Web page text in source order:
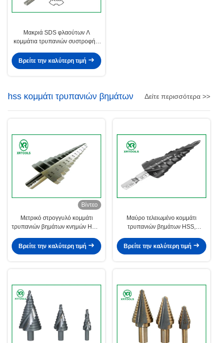
Μακριά SDS φλαούτων Λ
κομμάτια τρυπανιών συστροφής,
τρυπανιών σφυριών για το
Βρείτε την καλύτερη τιμή
hss κομμάτι τρυπανιών βημάτων Δείτε περισσότερα >>
Βίντεο
Μετρικό στρογγυλό κομμάτι
τρυπανιών βημάτων κνημών HSS,
χάλυβα για το σωλήνα μετάλλων
Βρείτε την καλύτερη τιμή
Μαύρο τελειωμένο κομμάτι
τρυπανιών βημάτων HSS,
τιτανίου για το φύλλο μετάλλων
Βρείτε την καλύτερη τιμή